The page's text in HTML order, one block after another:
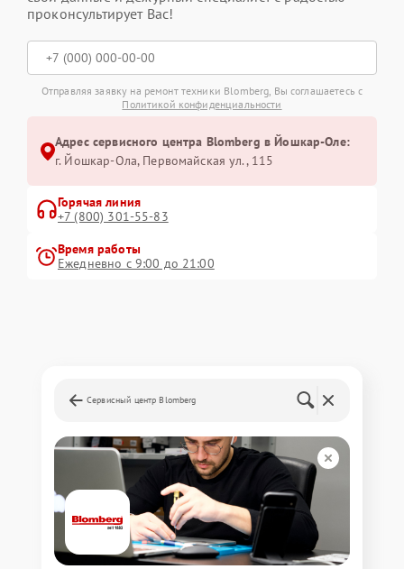
проконсультирует Вас!
Отправляя заявку на ремонт техники Blomberg, Вы соглашаетесь с
Политикой конфиденциальности
Адрес сервисного центра Blomberg в Йошкар-Оле:
г. Йошкар-Ола, Первомайская ул., 115
Горячая линия
+7 (800) 301-55-83
Время работы
Ежедневно с 9:00 до 21:00
Сервисный центр Blomberg